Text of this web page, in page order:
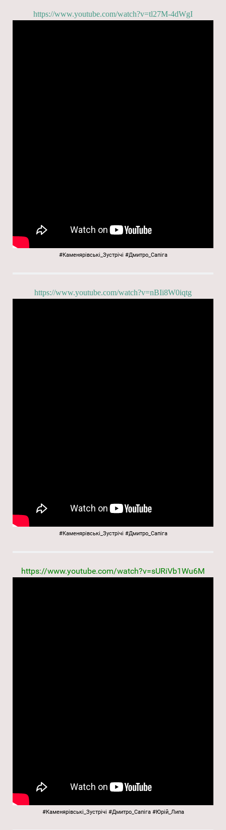
https://www.youtube.com/watch?v=tl27M-4dWgI
#Каменярівські_Зустрічі #Дмитро_Сапіга
https://www.youtube.com/watch?v=nBIi8W0iqtg
#Каменярівські_Зустрічі #Дмитро_Сапіга
https://www.youtube.com/watch?v=sURiVb1Wu6M
#Каменярівські_Зустрічі #Дмитро_Сапіга #Юрій_Липа